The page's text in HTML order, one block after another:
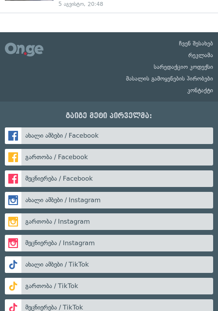
5 აგვისტო, 20:48
ჩვენ შესახებ
რეკლამა
სარედაქციო კოდექსი
მასალის გამოყენების პირობები
კონტაქტი
გაიგე მეტი პირველმა:
ახალი ამბები / Facebook
გართობა / Facebook
მეცნიერება / Facebook
ახალი ამბები / Instagram
გართობა / Instagram
მეცნიერება / Instagram
ახალი ამბები / TikTok
გართობა / TikTok
მეცნიერება / TikTok